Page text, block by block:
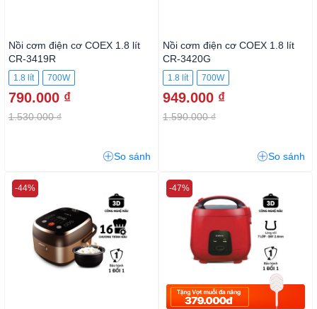
Nồi cơm điện cơ COEX 1.8 lít
CR-3419R
1.8 lít 700W
790.000 ₫
1.530.000 ₫
So sánh
Nồi cơm điện cơ COEX 1.8 lít
CR-3420G
1.8 lít 700W
949.000 ₫
1.590.000 ₫
So sánh
-44% -47%